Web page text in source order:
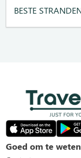
BESTE
Goed om te weten